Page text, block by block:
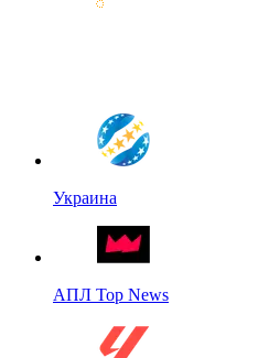
Украина
АПЛ Top News